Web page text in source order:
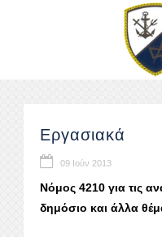
Εργασιακά
09 Ιούν 2013
Νόμος 4210 για τις
δημόσιο και άλλα